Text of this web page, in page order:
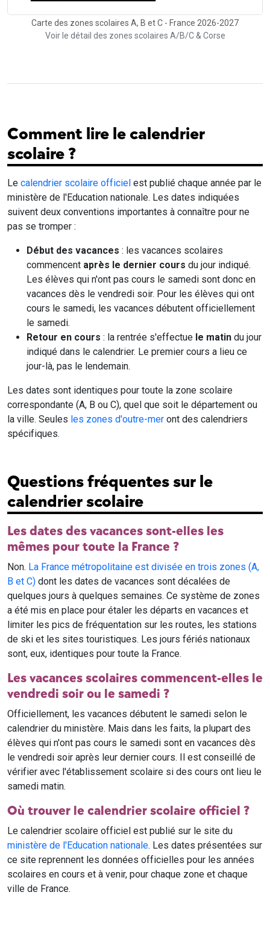
Carte des zones scolaires A, B et C - France 2026-2027
Voir le détail des zones scolaires A/B/C & Corse
Comment lire le calendrier
scolaire ?
Le calendrier scolaire officiel est publié chaque année par le
ministère de l'Education nationale. Les dates indiquées
suivent deux conventions importantes à connaître pour ne
pas se tromper :
Début des vacances : les vacances scolaires
commencent après le dernier cours du jour indiqué.
Les élèves qui n'ont pas cours le samedi sont donc en
vacances dès le vendredi soir. Pour les élèves qui ont
cours le samedi, les vacances débutent officiellement
le samedi.
Retour en cours : la rentrée s'effectue le matin du jour
indiqué dans le calendrier. Le premier cours a lieu ce
jour-là, pas le lendemain.
Les dates sont identiques pour toute la zone scolaire
correspondante (A, B ou C), quel que soit le département ou
la ville. Seules les zones d'outre-mer ont des calendriers
spécifiques.
Questions fréquentes sur le
calendrier scolaire
Les dates des vacances sont-elles les
mêmes pour toute la France ?
Non. La France métropolitaine est divisée en trois zones (A,
B et C) dont les dates de vacances sont décalées de
quelques jours à quelques semaines. Ce système de zones
a été mis en place pour étaler les départs en vacances et
limiter les pics de fréquentation sur les routes, les stations
de ski et les sites touristiques. Les jours fériés nationaux
sont, eux, identiques pour toute la France.
Les vacances scolaires commencent-elles le
vendredi soir ou le samedi ?
Officiellement, les vacances débutent le samedi selon le
calendrier du ministère. Mais dans les faits, la plupart des
élèves qui n'ont pas cours le samedi sont en vacances dès
le vendredi soir après leur dernier cours. Il est conseillé de
vérifier avec l'établissement scolaire si des cours ont lieu le
samedi matin.
Où trouver le calendrier scolaire officiel ?
Le calendrier scolaire officiel est publié sur le site du
ministère de l'Education nationale. Les dates présentées sur
ce site reprennent les données officielles pour les années
scolaires en cours et à venir, pour chaque zone et chaque
ville de France.